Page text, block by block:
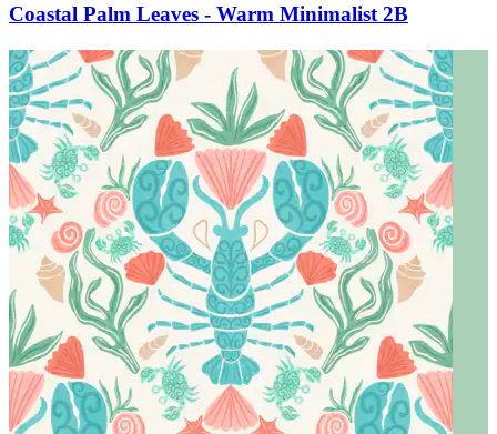
Coastal Palm Leaves - Warm Minimalist 2B